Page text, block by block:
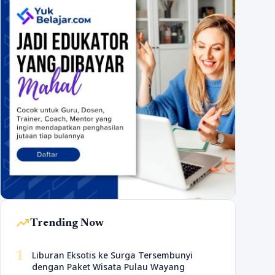
trending_upTrending Now
1
Liburan Eksotis ke Surga Tersembunyi
dengan Paket Wisata Pulau Wayang